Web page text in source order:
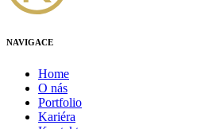
NAVIGACE
Home
O nás
Portfolio
Kariéra